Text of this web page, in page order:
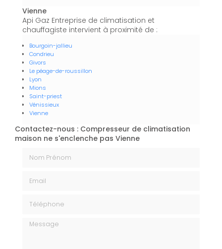
Vienne
Api Gaz Entreprise de climatisation et
chauffagiste intervient à proximité de :
Bourgoin-jallieu
Condrieu
Givors
Le péage-de-roussillon
Lyon
Mions
Saint-priest
Vénissieux
Vienne
Contactez-nous : Compresseur de climatisation
maison ne s'enclenche pas Vienne
Message